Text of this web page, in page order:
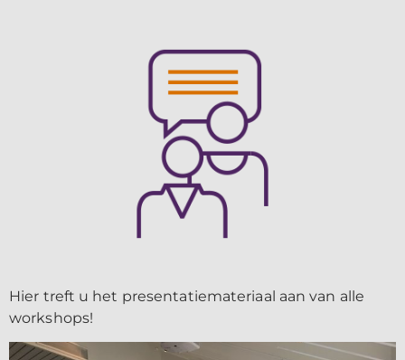
Hier treft u het presentatiemateriaal aan van alle
workshops!